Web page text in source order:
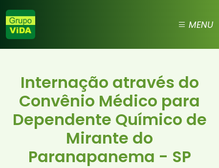
MENU
Internação através do
Convênio Médico para
Dependente Químico de
Mirante do
Paranapanema - SP